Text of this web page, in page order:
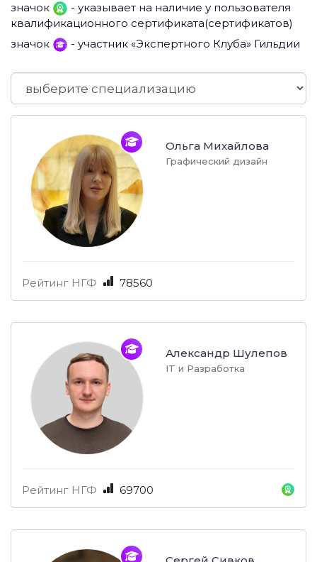
значок
- указывает на наличие у пользователя
квалификационного сертификата(сертификатов)
значок
- участник «Экспертного Клуба» Гильдии
Ольга Михайлова
Графический дизайн
Рейтинг НГФ 78560
Александр Шулепов
IT и Разработка
Рейтинг НГФ 69700